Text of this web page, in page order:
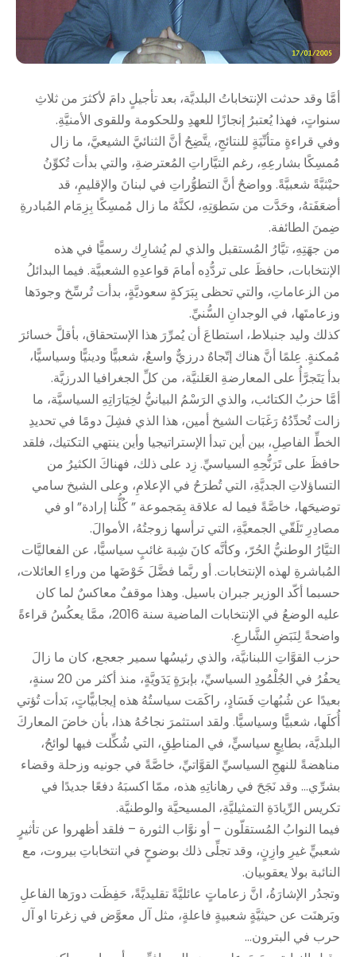
أمَّا وقد حدثت الإنتخاباتُ البلديَّة، بعد تأجيلٍ دامَ لأكثرَ من ثلاثِ
سنواتٍ، فهذا يُعتبرُ إنجازًا للعهدِ وللحكومة وللقوى الأمنيَّةِ.
وفي قراءةٍ متأنِّيَةٍ للنتائجِ، يتَّضِحُ أنَّ الثنائيَّ الشيعيَّ، ما زال
مُمسِكًا بشارعِهِ، رغم التيَّاراتِ المُعترضةِ، والتي بدأت تُكوِّنُ
حيْثيَّةً شعبيَّةً. وواضحٌ أنَّ التطوُّراتِ في لبنانَ والإقليمِ، قد
أضعَفَتهُ، وحَدَّت من سَطوَتِهِ، لكنَّهُ ما زال مُمسِكًا بِزِمَام المُبادرةِ
ضِمنَ الطائفة.
من جهَتِهِ، تيَّارُ المُستقبل والذي لم يُشارِك رسميًّا في هذه
الإنتخابات، حافظَ على تردُّدِه أمامَ قواعدِهِ الشعبيَّة. فيما البدائلُ
من الزعاماتِ، والتي تحظى بِبَرَكةٍ سعوديَّةٍ، بدأت تُرسِّخ وجودَها
وزعامتَها، في الوجدانِ السُّنيِّ.
كذلك وليد جنبلاط، استطاعَ أن يُمرِّرَ هذا الإستحقاق، بأقلَّ خسائرَ
مُمكنةٍ. عِلمًا أنَّ هناك إتّجاهٌ درزيٌّ واسعٌ، شعبيًّا ودينيًّا وسياسيًّا،
بدأ يَتَجرَّأُ على المعارضةِ العَلنيَّة، من كلِّ الجغرافيا الدرزيَّة.
أمَّا حزبُ الكتائب، والذي الرَسْمُ البيانيُّ لخِيَارَاتِهِ السياسيَّة، ما
زالت تُحدِّدُهُ رَغَبَات الشيخ أمين، هذا الذي فشِلَ دومًا في تحديدِ
الخطِّ الفاصِلِ، بين أين تبدأ الإستراتيجيا وأين ينتهي التكتيك، فلقد
حافظَ على تَرَنُّحِهِ السياسيِّ. زِد على ذلك، فهناكَ الكثيرُ من
التساؤلاتِ الجديَّةِ، التي تُطرَحُ في الإعلامِ، وعلى الشيخ سامي
توضيحَها، خاصَّةً فيما له علاقة بِمَجموعة ” كُلُّنا إرادة” او في
مصادِرِ تَلَقّي الجمعيَّةِ، التي ترأسها زوجتُهُ، الأموالَ.
التيَّارُ الوطنيُّ الحُرّ، وكأنَّه كانَ شِبهَ غائبٍ سياسيًّا، عن الفعاليَّات
المُباشرةِ لهذه الإنتخابات. أو ربَّما فضَّلَ خَوْضَها من وراءِ العائلات،
حسبما أكّد الوزير جبران باسيل. وهذا موقفٌ معاكسٌ لما كان
عليه الوضعُ في الإنتخابات الماضية سنة 2016، ممَّا يعكُسُ قراءةً
واضحةً لِنَبَضِ الشَّارعِ.
حزب القوَّاتِ اللبنانيَّة، والذي رئيسُها سمير جعجع، كان ما زالَ
يحفُرُ في الجُلْمُودِ السياسيِّ، بإبرَةٍ يَدَويَّةٍ، منذ أكثر من 20 سنةٍ،
بعيدًا عن شُبُهاتِ فَسَادٍ، راكَمَت سياستُهُ هذه إيجابيًّاتٍ، بَدأت تُؤتي
أُكلَها، شعبيًّا وسياسيًّا. ولقد استثمرَ نجاحُهُ هذا، بأن خاضَ المعاركَ
البلديَّة، بطابِعٍ سياسيٍّ، في المناطِقِ، التي شُكِّلت فيها لوائحُ،
مناهضةً للنهجِ السياسيِّ القوَّاتيِّ، خاصَّةً في جونيه وزحلة وقضاء
بشرِّي… وقد نَجَحَ في رهاناتِهِ هذه، ممّا اكسبَهُ دفعًا جديدًا في
تكريس الرِّيادَةِ التمثيليَّةِ، المسيحيَّة والوطنيَّة.
فيما النوابُ المُستقلّون – أو نوَّاب الثورة – فلقد أظهروا عن تأثيرٍ
شعبيٍّ غيرِ وازِنٍ، وقد تجلِّى ذلك بوضوحٍ في انتخاباتِ بيروت، مع
النائبة بولا يعقوبيان.
وتجدُر الإشارَةُ، انَّ زعاماتٍ عائليَّةً تقليديَّةً، حَفِظَت دورَها الفاعلِ
وبَرهنَت عن حيثيَّةٍ شعبيةٍ فاعلةٍ، مثل آل معوَّض في زغرتا او آل
حرب في البترون…